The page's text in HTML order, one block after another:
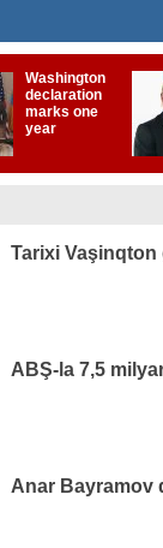
Tarixi
ABŞ-la 7,5
Anar Bayramov